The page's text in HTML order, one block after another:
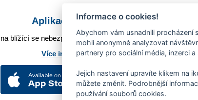
Aplikace Mobilní rozhlas
blížící se nebezpečí, odstávky, poruchy a výpadky
Více informací o aplikaci
Informace o cookies!
Abychom vám usnadnili procházení
mohli anonymně analyzovat
partnery pro sociální média, inzerci a
Jejich nastavení upravíte klikem na
můžete změnit. Podrobnější
používání souborů cookies.